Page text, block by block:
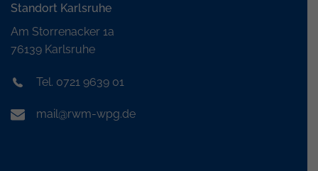
Standort Karlsruhe
Am Storrenacker 1a
76139 Karlsruhe
Tel. 0721 9639 01
mail@rwm-wpg.de